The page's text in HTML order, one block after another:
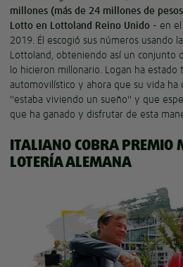
millones (más de 24 millones de
Lotto en Lottoland Reino Unido - en
2019. Él escogió sus números usando
Lottoland, obteniendo así un conjunto
lo hicieron millonario. Logan ha estado
automovilístico y ahora que su vida ha
"estaba viviendo un sueño" y que
que ha ganado y disfrutar de esta
ITALIANO COBRA PREMIO
LOTERÍA ALEMANA